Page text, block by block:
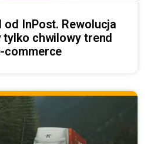
od InPost. Rewolucja
tylko chwilowy trend
commerce